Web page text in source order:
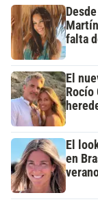
falta
El
El
en